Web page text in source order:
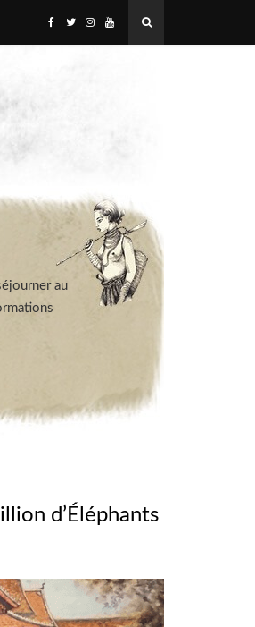
au
d’Éléphants